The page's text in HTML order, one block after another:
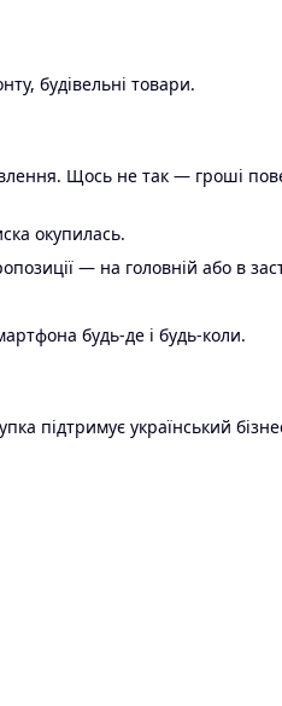
будівельні товари.
Щось не так — гроші
окупилась.
— на головній або в
будь-де і будь-коли.
підтримує український